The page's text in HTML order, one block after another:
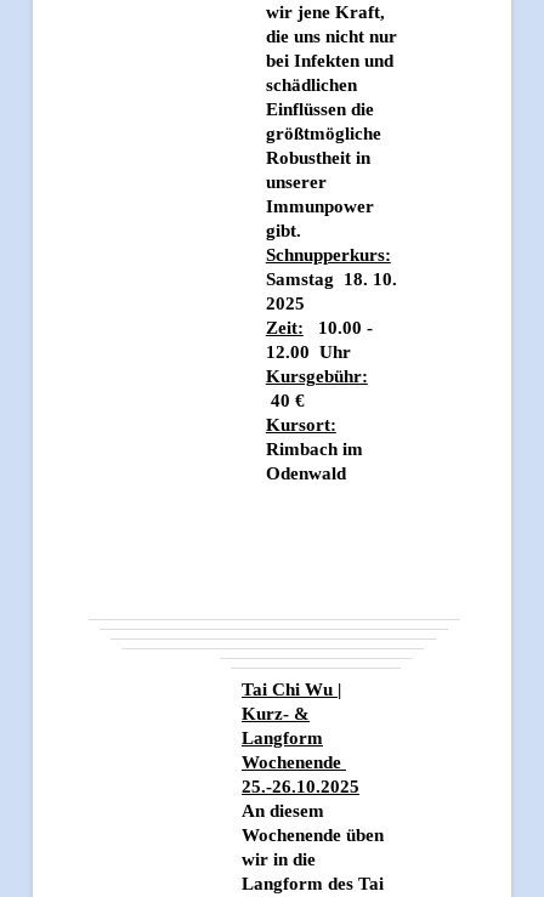
wir jene Kraft,
die uns nicht nur
bei Infekten und
schädlichen
Einflüssen die
größtmögliche
Robustheit in
unserer
Immunpower
gibt.
Schnupperkurs:
Samstag 18. 10.
2025
Zeit: 10.00 -
12.00 Uhr
Kursgebühr:
40 €
Kursort:
Rimbach im
Odenwald
Tai Chi Wu |
Kurz- &
Langform
Wochenende
25.-26.10.2025
An diesem
Wochenende üben
wir in die
Langform des Tai